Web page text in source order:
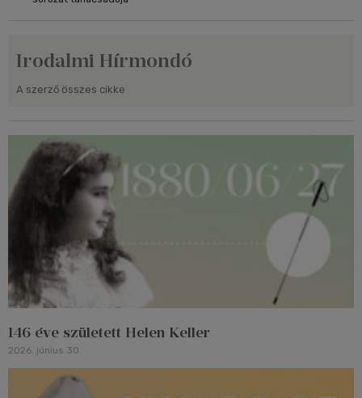
Irodalmi Hírmondó
A szerző összes cikke
146 éve született Helen Keller
2026. június 30.